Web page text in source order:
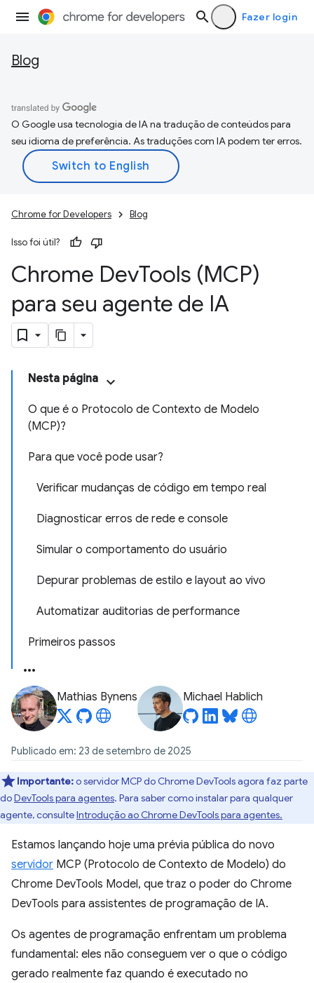
Fazer login
Blog
O Google usa tecnologia de IA na tradução de conteúdos para
seu idioma de preferência. As traduções com IA podem ter erros.
Chrome for Developers Blog
Isso foi útil?
Chrome DevTools (MCP)
para seu agente de IA
Nesta página
O que é o Protocolo de Contexto de Modelo
(MCP)?
Para que você pode usar?
Verificar mudanças de código em tempo real
Diagnosticar erros de rede e console
Simular o comportamento do usuário
Depurar problemas de estilo e layout ao vivo
Automatizar auditorias de performance
Primeiros passos
Mathias Bynens Michael Hablich
Publicado em: 23 de setembro de 2025
Importante:o servidor MCP do Chrome DevTools agora faz parte
doDevTools para agentes. Para saber como instalar para qualquer
agente, consulteIntrodução ao Chrome DevTools para agentes.
Estamos lançando hoje uma prévia pública do novo
servidor MCP (Protocolo de Contexto de Modelo) do
Chrome DevTools Model, que traz o poder do Chrome
DevTools para assistentes de programação de IA.
Os agentes de programação enfrentam um problema
fundamental: eles não conseguem ver o que o código
gerado realmente faz quando é executado no